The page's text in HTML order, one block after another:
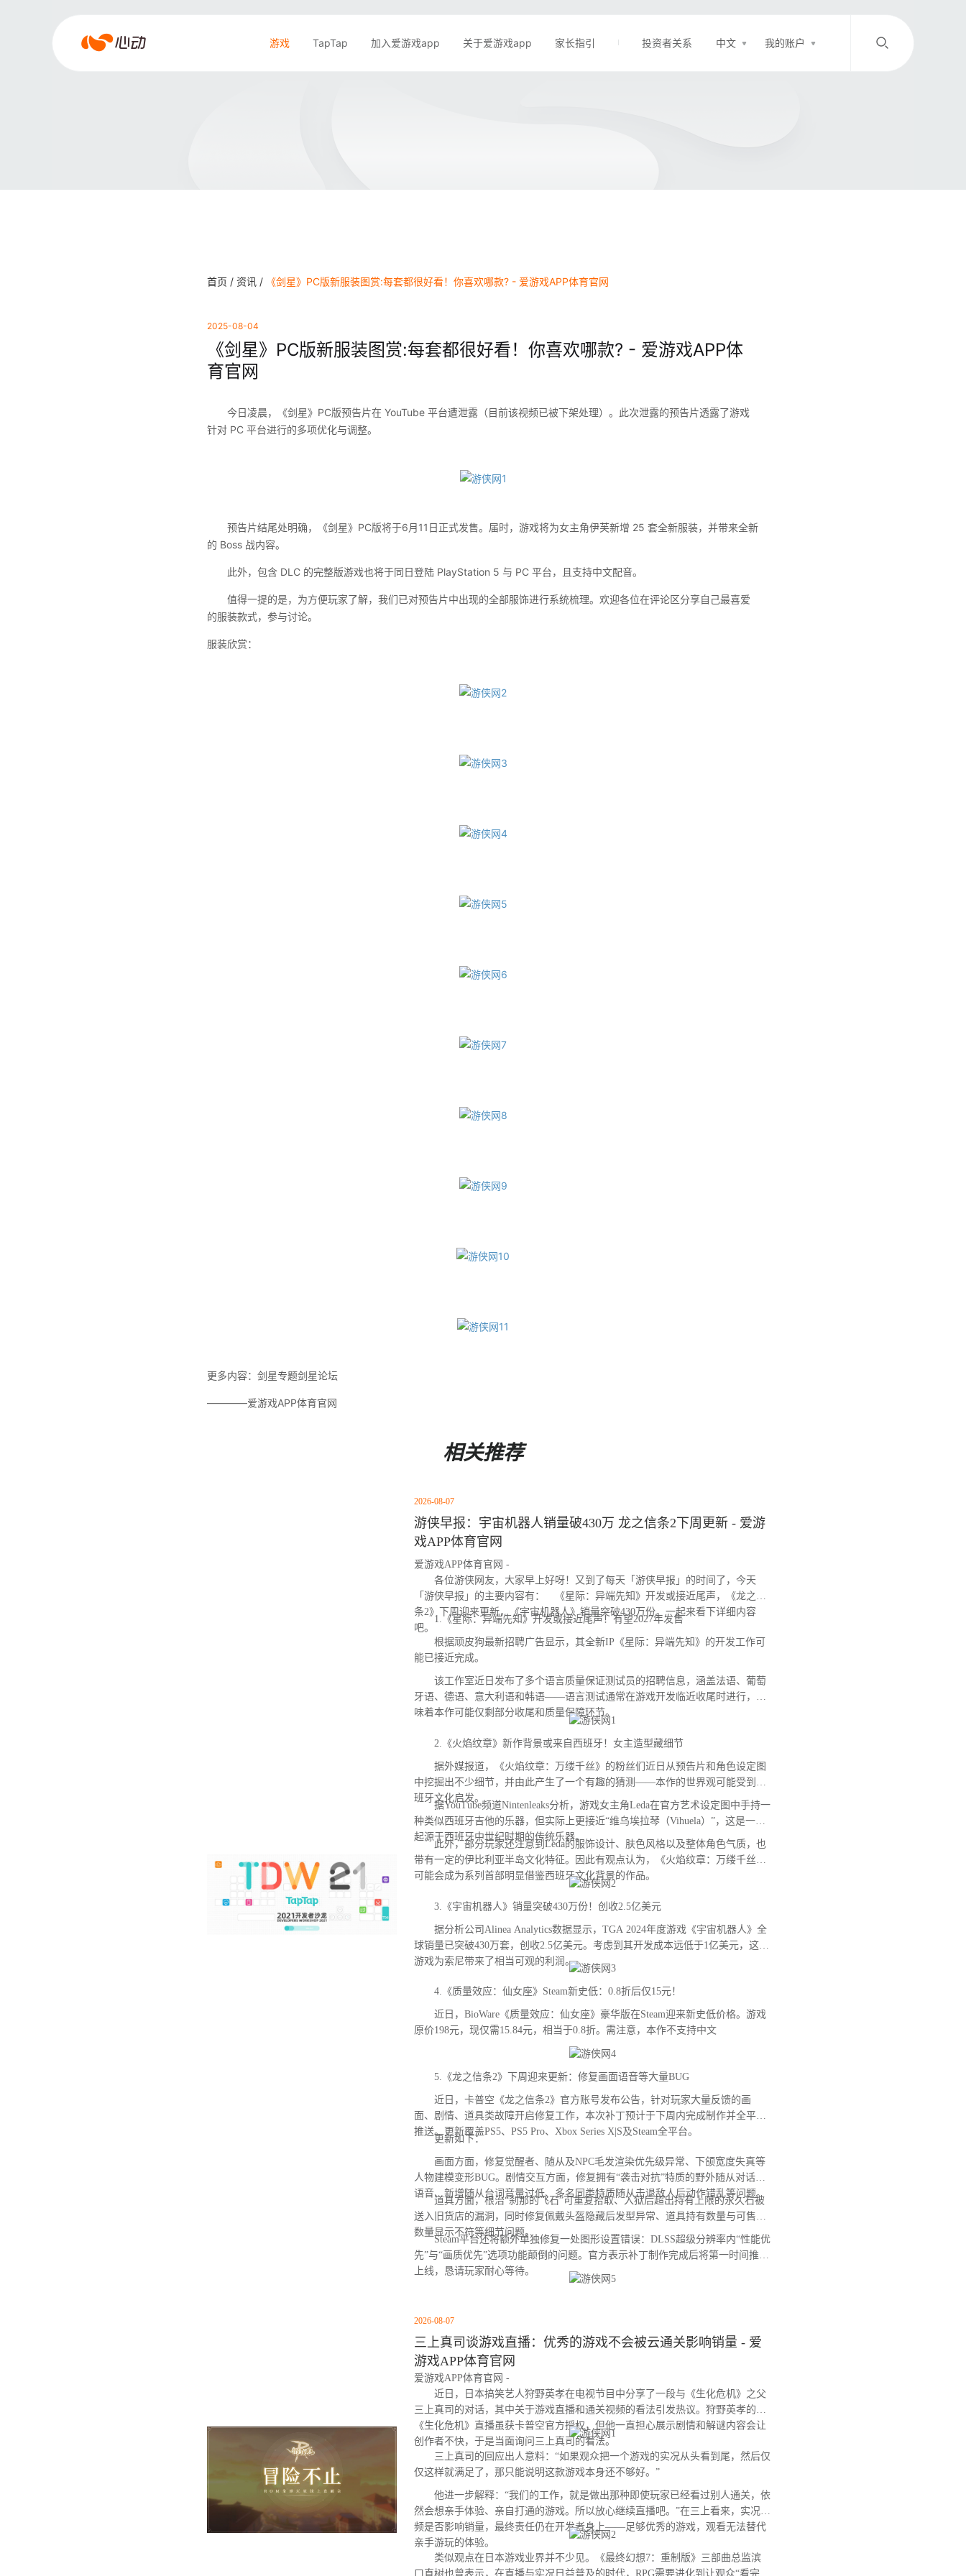
爱
游戏 TapTap 加入爱游戏app 关于爱游戏app 家长指引 投资者关系 中文 我的账户
/
首页 / 资讯 / 《剑星》PC版新服装图赏:每套都很好看！你喜欢哪款? - 爱游戏APP体育官网
2025-08-04
《剑星》PC版新服装图赏:每套都很好看！你喜欢哪款? - 爱游戏APP体
育官网
今日凌晨，《剑星》PC版预告片在 YouTube 平台遭泄露（目前该视频已被下架处理）。此次泄露的预告片透露了游戏
针对 PC 平台进行的多项优化与调整。
预告片结尾处明确，《剑星》PC版将于6月11日正式发售。届时，游戏将为女主角伊芙新增 25 套全新服装，并带来全新
的 Boss 战内容。
此外，包含 DLC 的完整版游戏也将于同日登陆 PlayStation 5 与 PC 平台，且支持中文配音。
值得一提的是，为方便玩家了解，我们已对预告片中出现的全部服饰进行系统梳理。欢迎各位在评论区分享自己最喜爱
的服装款式，参与讨论。
服装欣赏：
更多内容：剑星专题剑星论坛
————爱游戏APP体育官网
相关推荐
2026-08-07
游侠早报：宇宙机器人销量破430万 龙之信条2下周更新 - 爱游
戏APP体育官网
爱游戏APP体育官网 -
各位游侠网友，大家早上好呀！又到了每天「游侠早报」的时间了，今天
「游侠早报」的主要内容有： 《星际：异端先知》开发或接近尾声，《龙之信
条2》下周迎来更新，《宇宙机器人》销量突破430万份，一起来看下详细内容
吧。
1.《星际：异端先知》开发或接近尾声！有望2027年发售
根据顽皮狗最新招聘广告显示，其全新IP《星际：异端先知》的开发工作可
能已接近完成。
该工作室近日发布了多个语言质量保证测试员的招聘信息，涵盖法语、葡萄
牙语、德语、意大利语和韩语——语言测试通常在游戏开发临近收尾时进行，意
味着本作可能仅剩部分收尾和质量保障环节。
2.《火焰纹章》新作背景或来自西班牙！女主造型藏细节
据外媒报道，《火焰纹章：万缕千丝》的粉丝们近日从预告片和角色设定图
中挖掘出不少细节，并由此产生了一个有趣的猜测——本作的世界观可能受到西
班牙文化启发。
据YouTube频道Nintenleaks分析，游戏女主角Leda在官方艺术设定图中手持一
种类似西班牙吉他的乐器，但实际上更接近“维乌埃拉琴（Vihuela）”，这是一种
起源于西班牙中世纪时期的传统乐器。
此外，部分玩家还注意到Leda的服饰设计、肤色风格以及整体角色气质，也
带有一定的伊比利亚半岛文化特征。因此有观点认为，《火焰纹章：万缕千丝》
可能会成为系列首部明显借鉴西班牙文化背景的作品。
3.《宇宙机器人》销量突破430万份！创收2.5亿美元
据分析公司Alinea Analytics数据显示，TGA 2024年度游戏《宇宙机器人》全
球销量已突破430万套，创收2.5亿美元。考虑到其开发成本远低于1亿美元，这款
游戏为索尼带来了相当可观的利润。
4.《质量效应：仙女座》Steam新史低：0.8折后仅15元！
近日，BioWare《质量效应：仙女座》豪华版在Steam迎来新史低价格。游戏
原价198元，现仅需15.84元，相当于0.8折。需注意，本作不支持中文
5.《龙之信条2》下周迎来更新：修复画面语音等大量BUG
近日，卡普空《龙之信条2》官方账号发布公告，针对玩家大量反馈的画
面、剧情、道具类故障开启修复工作，本次补丁预计于下周内完成制作并全平台
推送。更新覆盖PS5、PS5 Pro、Xbox Series X|S及Steam全平台。
更新如下：
画面方面，修复觉醒者、随从及NPC毛发渲染优先级异常、下颌宽度失真等
人物建模变形BUG。剧情交互方面，修复拥有“袭击对抗”特质的野外随从对话无
语音、新增随从台词音量过低、多名同类特质随从击退敌人后动作错乱等问题。
道具方面，根治“刹那的飞石”可重复拾取、入狱后超出持有上限的永久石被
送入旧货店的漏洞，同时修复佩戴头盔隐藏后发型异常、道具持有数量与可售卖
数量显示不符等细节问题。
Steam平台还将额外单独修复一处图形设置错误：DLSS超级分辨率内“性能优
先”与“画质优先”选项功能颠倒的问题。官方表示补丁制作完成后将第一时间推送
上线，恳请玩家耐心等待。
2026-08-07
三上真司谈游戏直播：优秀的游戏不会被云通关影响销量 - 爱
游戏APP体育官网
爱游戏APP体育官网 -
近日，日本搞笑艺人狩野英孝在电视节目中分享了一段与《生化危机》之父
三上真司的对话，其中关于游戏直播和通关视频的看法引发热议。狩野英孝的
《生化危机》直播虽获卡普空官方授权，但他一直担心展示剧情和解谜内容会让
创作者不快，于是当面询问三上真司的看法。
三上真司的回应出人意料：“如果观众把一个游戏的实况从头看到尾，然后仅
仅这样就满足了，那只能说明这款游戏本身还不够好。”
他进一步解释：“我们的工作，就是做出那种即使玩家已经看过别人通关，依
然会想亲手体验、亲自打通的游戏。所以放心继续直播吧。”在三上看来，实况视
频是否影响销量，最终责任仍在开发者身上——足够优秀的游戏，观看无法替代
亲手游玩的体验。
类似观点在日本游戏业界并不少见。《最终幻想7：重制版》三部曲总监滨
口直树也曾表示，在直播与实况日益普及的时代，RPG需要进化到让观众“看完后